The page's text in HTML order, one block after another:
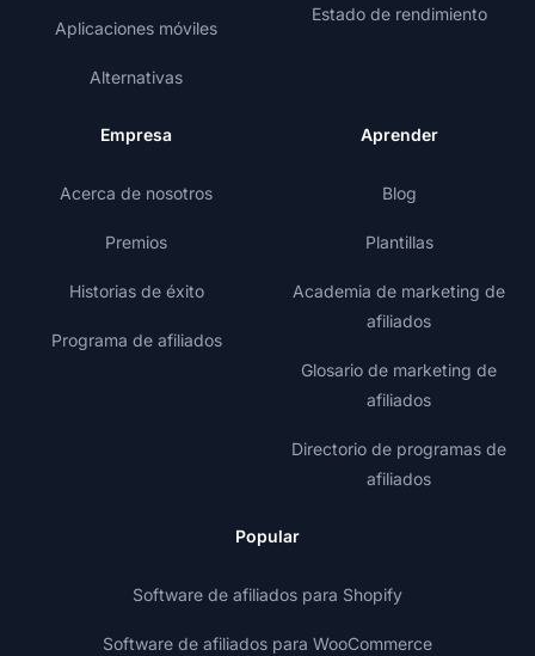
Aplicaciones móviles
Alternativas
Estado de rendimiento
Empresa
Acerca de nosotros
Premios
Historias de éxito
Programa de afiliados
Aprender
Blog
Plantillas
Academia de marketing de
afiliados
Glosario de marketing de
afiliados
Directorio de programas de
afiliados
Popular
Software de afiliados para Shopify
Software de afiliados para WooCommerce